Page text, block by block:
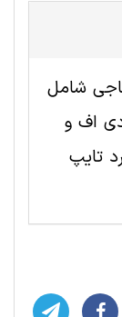
شامل
اف و
تایپ